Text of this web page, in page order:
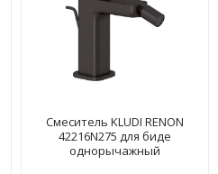
Смеситель KLUDI RENON
42216N275 для биде
однорычажный